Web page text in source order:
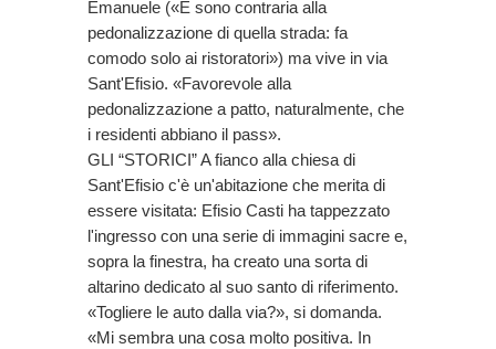
Emanuele («E sono contraria alla
pedonalizzazione di quella strada: fa
comodo solo ai ristoratori») ma vive in via
Sant'Efisio. «Favorevole alla
pedonalizzazione a patto, naturalmente, che
i residenti abbiano il pass».
GLI “STORICI” A fianco alla chiesa di
Sant'Efisio c'è un'abitazione che merita di
essere visitata: Efisio Casti ha tappezzato
l'ingresso con una serie di immagini sacre e,
sopra la finestra, ha creato una sorta di
altarino dedicato al suo santo di riferimento.
«Togliere le auto dalla via?», si domanda.
«Mi sembra una cosa molto positiva. In